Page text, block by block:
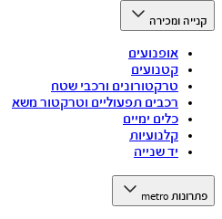
קנייה ומכירה
אופנועים
קטנועים
טרקטורונים ורכבי שטח
רכבים תפעוליים וטרקטור משא
כלים ימיים
קלנועיות
יד שנייה
פתרונות metro